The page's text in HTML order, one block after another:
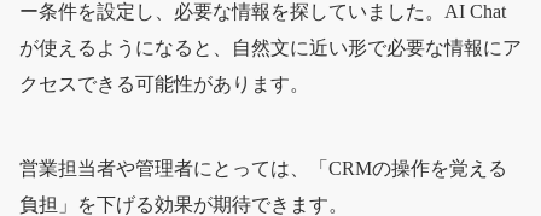
ー条件を設定し、必要な情報を探していました。AI Chat
が使えるようになると、自然文に近い形で必要な情報にア
クセスできる可能性があります。
営業担当者や管理者にとっては、「CRMの操作を覚える
負担」を下げる効果が期待できます。